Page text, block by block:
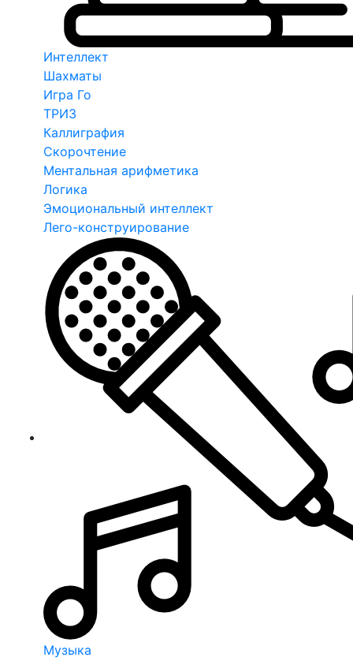
Интеллект
Шахматы
Игра Го
ТРИЗ
Каллиграфия
Скорочтение
Ментальная арифметика
Логика
Эмоциональный интеллект
Лего-конструирование
Музыка